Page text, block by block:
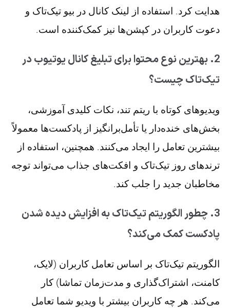
هدایت کرد. استفاده از لینک کانال در بیو تیک‌تاک و
دعوت کاربران در کپشن‌ها نیز کمک‌کننده است.
2. بهترین نوع محتوا برای تبلیغ کانال یوتیوب در
تیک‌تاک چیست؟
ویدیوهای کوتاه با ریتم تند، نکات کلیدی آموزشی،
بخش‌های خنده‌دار یا تأمل‌برانگیز از پادکست‌ها معمولاً
بیشترین تعامل را ایجاد می‌کنند. همچنین، استفاده از
ترندهای روز تیک‌تاک و افکت‌های جذاب می‌تواند توجه
مخاطبان جدید را جلب کند.
3. چطور الگوریتم تیک‌تاک به افزایش دیده شدن
پادکست کمک می‌کند؟
الگوریتم تیک‌تاک بر اساس تعامل کاربران (لایک،
کامنت، اشتراک‌گذاری و مدت‌زمان تماشا) کار
می‌کند. هر چه کاربران بیشتر با ویدیو شما تعامل